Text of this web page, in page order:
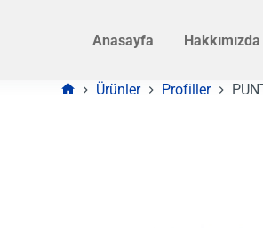
Anasayfa Hakkımızda
Ürünler Profiller